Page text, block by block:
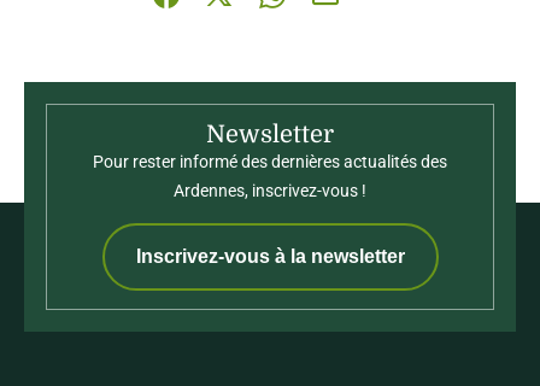
Partager sur Facebook (nouvelle fenêtre)
Partager sur X / Twitter (nouvelle
Partager sur WhatsApp
Partager par mail
Newsletter
Pour rester informé des dernières actualités des
Ardennes, inscrivez-vous !
Inscrivez-vous à la newsletter